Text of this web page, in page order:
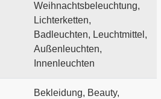
Weihnachtsbeleuchtung,
Lichterketten,
Badleuchten, Leuchtmittel,
Außenleuchten,
Innenleuchten
Bekleidung, Beauty,